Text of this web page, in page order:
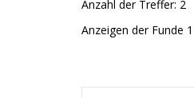
Anzahl der Treffer: 2
Anzeigen der Funde